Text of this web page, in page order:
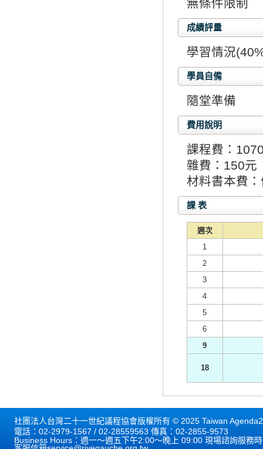
無條件限制
成績評量
學習情況
學員自備
隨堂準備
費用說明
課程費：
雜費：150元
材料書本費
課 表
週次
1
2
3
4
5
6
9
18
社團法人台灣二十一世紀議程協會版權所有 © 2025 Taiwan
電話：02-2979-1567 / 02-28559563 傳真：02-2855-9573
Business Hours：週一～週五下午2:00～晚上 09:00 現場諮詢服務